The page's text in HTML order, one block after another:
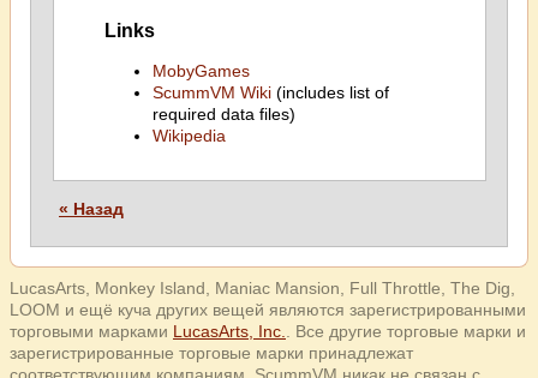
Links
MobyGames
ScummVM Wiki(includes list of
required data files)
Wikipedia
« Назад
LucasArts, Monkey Island, Maniac Mansion, Full Throttle, The Dig,
LOOM и ещё куча других вещей являются зарегистрированными
торговыми марками LucasArts, Inc.
. Все другие торговые марки и
зарегистрированные торговые марки принадлежат